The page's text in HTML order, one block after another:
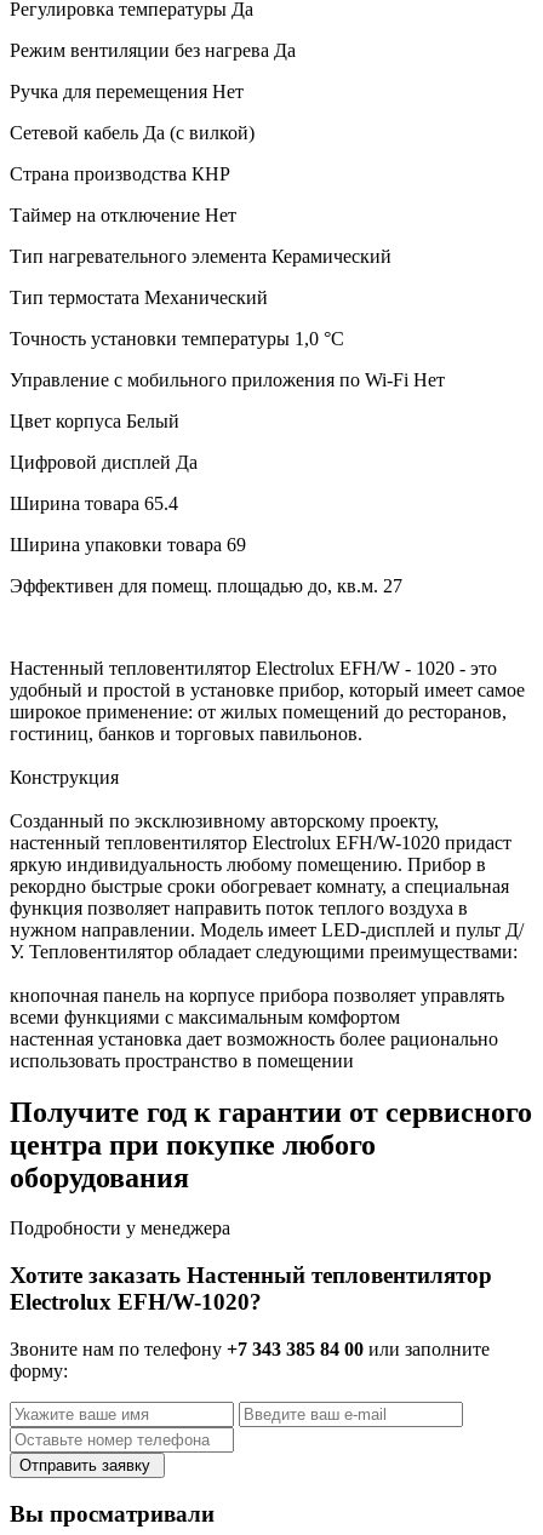
Регулировка температуры Да
Режим вентиляции без нагрева Да
Ручка для перемещения Нет
Сетевой кабель Да (с вилкой)
Страна производства КНР
Таймер на отключение Нет
Тип нагревательного элемента Керамический
Тип термостата Механический
Точность установки температуры 1,0 °С
Управление c мобильного приложения по Wi-Fi Нет
Цвет корпуса Белый
Цифровой дисплей Да
Ширина товара 65.4
Ширина упаковки товара 69
Эффективен для помещ. площадью до, кв.м. 27
Настенный тепловентилятор Electrolux EFH/W - 1020 - это
удобный и простой в установке прибор, который имеет самое
широкое применение: от жилых помещений до ресторанов,
гостиниц, банков и торговых павильонов.
Конструкция
Созданный по эксклюзивному авторскому проекту,
настенный тепловентилятор Electrolux EFH/W-1020 придаст
яркую индивидуальность любому помещению. Прибор в
рекордно быстрые сроки обогревает комнату, а специальная
функция позволяет направить поток теплого воздуха в
нужном направлении. Модель имеет LED-дисплей и пульт Д/
У. Тепловентилятор обладает следующими преимуществами:
кнопочная панель на корпусе прибора позволяет управлять
всеми функциями с максимальным комфортом
настенная установка дает возможность более рационально
использовать пространство в помещении
Получите год к гарантии от сервисного
центра при покупке любого
оборудования
Подробности у менеджера
Хотите заказать Настенный тепловентилятор
Electrolux EFH/W-1020?
Звоните нам по телефону +7 343 385 84 00 или заполните
форму:
Отправить заявку
Вы просматривали